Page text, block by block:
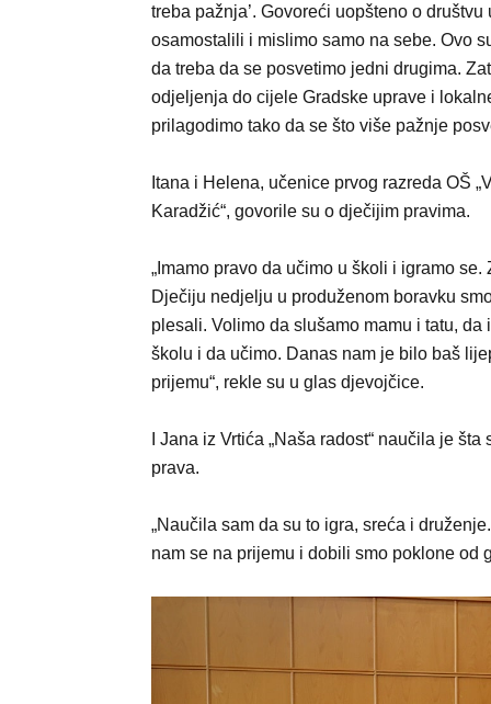
treba pažnja’. Govoreći uopšteno o
osamostalili i mislimo samo na sebe. Ovo
da treba da se posvetimo jedni drugima.
odjeljenja do cijele Gradske uprave i
prilagodimo tako da se što više pažnje
Itana i Helena, učenice prvog razreda OŠ
Karadžić“, govorile su o dječijim pravima.
„Imamo pravo da učimo u školi i igramo se.
Dječiju nedjelju u produženom boravku
plesali. Volimo da slušamo mamu i tatu, da
školu i da učimo. Danas nam je bilo baš
prijemu“, rekle su u glas djevojčice.
I Jana iz Vrtića „Naša radost“ naučila je šta
prava.
„Naučila sam da su to igra, sreća i
nam se na prijemu i dobili smo poklone od